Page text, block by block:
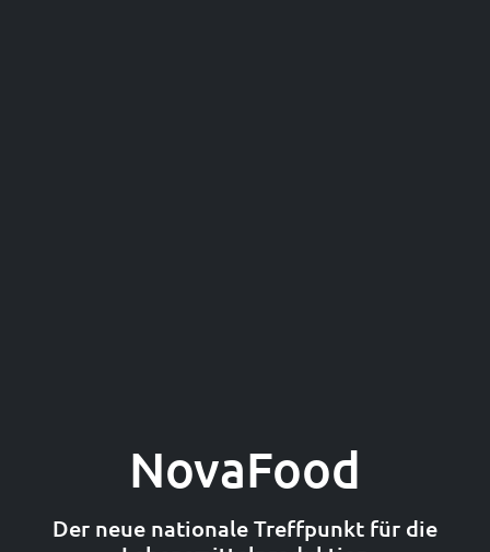
NovaFood
Der neue nationale Treffpunkt für die